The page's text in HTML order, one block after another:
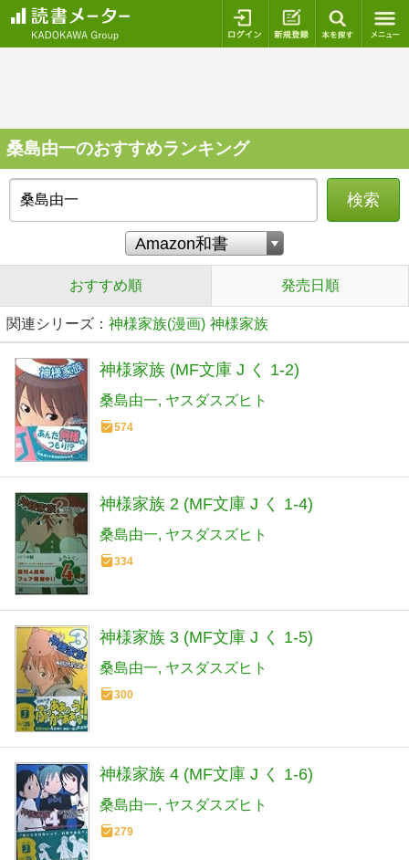
ログイン 新規登録
桑島由一のおすすめランキング
検索
おすすめ順 発売日順
関連シリーズ： 神様家族(漫画) 神様家族
神様家族 (MF文庫 J く 1-2)
桑島由一 ヤスダスズヒト
574
神様家族 2 (MF文庫 J く 1-4)
桑島由一 ヤスダスズヒト
334
神様家族 3 (MF文庫 J く 1-5)
桑島由一 ヤスダスズヒト
300
神様家族 4 (MF文庫 J く 1-6)
桑島由一 ヤスダスズヒト
279